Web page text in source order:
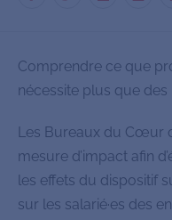
Comprendre ce que
nécessite plus que des
Les Bureaux du Cœur
mesure d’impact afin
les effets du dispositif
sur les salarié·es des